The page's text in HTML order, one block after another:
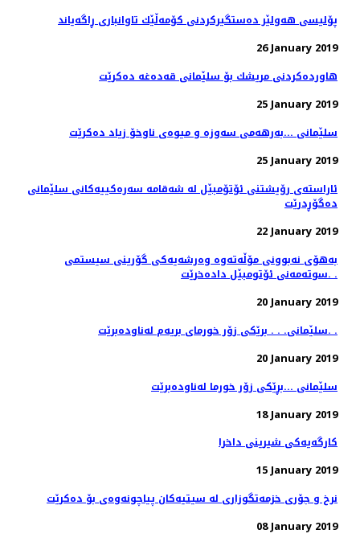
پۆلیسی هەولێر دەستگیركردنی كۆمەڵێك تاوانباری ڕاگەیاند
26 January 2019
هاوردەكردنی مریشك بۆ سلێمانی قەدەغە دەكرێت
25 January 2019
سلێمانی ...بەرهەمی سەوزە و میوەی ناوخۆ زیاد دەكرێت
25 January 2019
ئاراسته‌ی رۆیشتنی ئۆتۆمبێل له‌ شه‌قامه‌ سه‌ره‌كییه‌كانی سلێمانی
ده‌گۆڕدرێت
22 January 2019
به‌هۆی نه‌بوونی مۆڵه‌ته‌وه‌ وه‌رشه‌یه‌كی گۆرینی سیستمی
سوته‌مه‌نی ئۆتومبێل داده‌خرێت. .
20 January 2019
سلێمانی. . . برێكی زۆر خورمای بریه‌م له‌ناوده‌برێت. .
20 January 2019
سلێمانی ...بڕێكی زۆر خورما له‌ناوده‌برێت
18 January 2019
كارگه‌یه‌كی شیرینی داخرا
15 January 2019
08 January 2019